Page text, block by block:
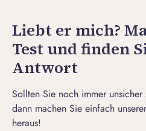
Liebt er mich?
Test und finden
Antwort
Sollten Sie noch immer
dann machen Sie einfach
heraus!